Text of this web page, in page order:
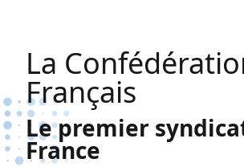
La
Français
Le premier
France